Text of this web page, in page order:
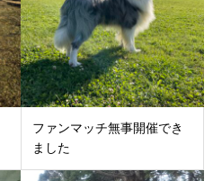
ファンマッチ無事開催でき
ました